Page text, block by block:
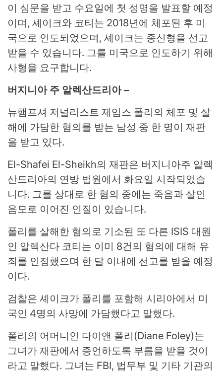
이 심문을 받고 수요일에 첫 성명을 발표할 예정
이며, 셰이크와 코티는 2018년에 체포된 후 미
국으로 인도되었으며, 셰이크는 종신형을 선고
받을 수 있습니다. 그를 미국으로 인도하기 위해
사형을 요구합니다.
버지니아 주 알렉산드리아 –
뉴햄프셔 저널리스트 제임스 폴리의 체포 및 살
해에 가담한 혐의를 받는 남성 중 한 명이 재판
을 받고 있다.
El-Shafei El-Sheikh의 재판은 버지니아주 알렉
산드리아의 연방 법원에서 화요일 시작되었습
니다. 그를 상대로 한 혐의 중에는 죽음과 살인
음모로 이어진 인질이 있습니다.
폴리를 살해한 혐의로 기소된 또 다른 ISIS 대원
인 알렉산다 코티는 이미 8건의 혐의에 대해 유
죄를 인정했으며 한 달 이내에 선고를 받을 예정
이다.
검찰은 셰이크가 폴리를 포함해 시리아에서 미
국인 4명의 사망에 가담했다고 말했다.
폴리의 어머니인 다이앤 폴리(Diane Foley)는
그녀가 재판에서 증언하도록 부름을 받을 것이
라고 말했다. 그녀는 FBI, 법무부 및 기타 기관의